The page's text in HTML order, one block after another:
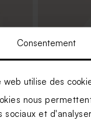
Consentement
web utilise des
nous
sociaux et